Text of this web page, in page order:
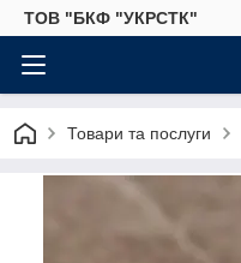
ТОВ "БКФ "УКРСТК"
Товари та послуги